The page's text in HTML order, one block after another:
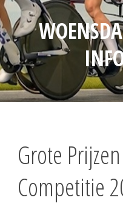
Grote
Competitie